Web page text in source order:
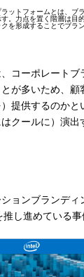
ットフォームとは、ブ
。力点を置く階層は目
を形成することでブラ
コーポレートブ
が多いため、顧
提供するのかと
クールに）演出
ョンブランディ
し進めている事